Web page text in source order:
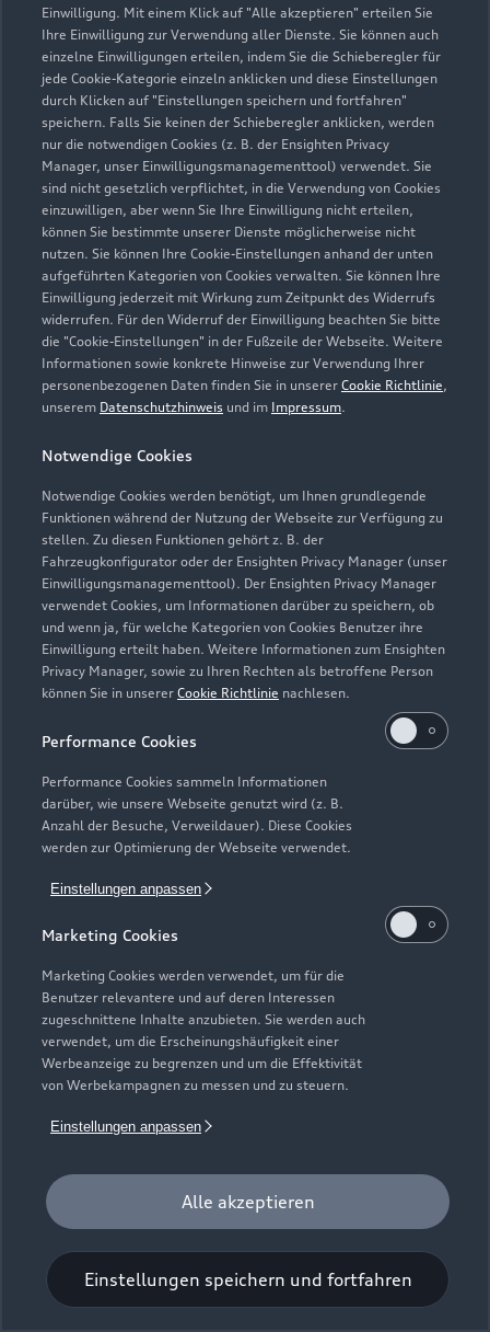
Einwilligung. Mit einem Klick auf "Alle akzeptieren" erteilen Sie
Ihre Einwilligung zur Verwendung aller Dienste. Sie können auch
einzelne Einwilligungen erteilen, indem Sie die Schieberegler für
jede Cookie-Kategorie einzeln anklicken und diese Einstellungen
durch Klicken auf "Einstellungen speichern und fortfahren"
speichern. Falls Sie keinen der Schieberegler anklicken, werden
nur die notwendigen Cookies (z. B. der Ensighten Privacy
Manager, unser Einwilligungsmanagementtool) verwendet. Sie
sind nicht gesetzlich verpflichtet, in die Verwendung von Cookies
einzuwilligen, aber wenn Sie Ihre Einwilligung nicht erteilen,
können Sie bestimmte unserer Dienste möglicherweise nicht
nutzen. Sie können Ihre Cookie-Einstellungen anhand der unten
aufgeführten Kategorien von Cookies verwalten. Sie können Ihre
Einwilligung jederzeit mit Wirkung zum Zeitpunkt des Widerrufs
widerrufen. Für den Widerruf der Einwilligung beachten Sie bitte
die "Cookie-Einstellungen" in der Fußzeile der Webseite. Weitere
Informationen sowie konkrete Hinweise zur Verwendung Ihrer
personenbezogenen Daten finden Sie in unserer Cookie Richtlinie,
unserem Datenschutzhinweis und im Impressum.
Notwendige Cookies
Notwendige Cookies werden benötigt, um Ihnen grundlegende
Funktionen während der Nutzung der Webseite zur Verfügung zu
stellen. Zu diesen Funktionen gehört z. B. der
Fahrzeugkonfigurator oder der Ensighten Privacy Manager (unser
Einwilligungsmanagementtool). Der Ensighten Privacy Manager
verwendet Cookies, um Informationen darüber zu speichern, ob
und wenn ja, für welche Kategorien von Cookies Benutzer ihre
Einwilligung erteilt haben. Weitere Informationen zum Ensighten
Privacy Manager, sowie zu Ihren Rechten als betroffene Person
können Sie in unserer Cookie Richtlinie nachlesen.
Performance Cookies
Performance Cookies sammeln Informationen
darüber, wie unsere Webseite genutzt wird (z. B.
Anzahl der Besuche, Verweildauer). Diese Cookies
werden zur Optimierung der Webseite verwendet.
Einstellungen anpassen
Marketing Cookies
Marketing Cookies werden verwendet, um für die
Benutzer relevantere und auf deren Interessen
zugeschnittene Inhalte anzubieten. Sie werden auch
verwendet, um die Erscheinungshäufigkeit einer
Werbeanzeige zu begrenzen und um die Effektivität
von Werbekampagnen zu messen und zu steuern.
Einstellungen anpassen
Alle akzeptieren
Einstellungen speichern und fortfahren
Audi Pflegemitteltasche
Sommer
Damit Ihr Audi auch im Sommer glänzt: die
passende Pflege in einer Tasche.
Zur Audi Shopping World
Lederpflege-Set
Praktisches Set zur intensiven Reinigung und
Pflege von Leder und Kunstleder.
Zur Audi Shopping World
Universal-Reinigungstuch
Für einen glänzenden Eindruck.
Zur Audi Shopping World